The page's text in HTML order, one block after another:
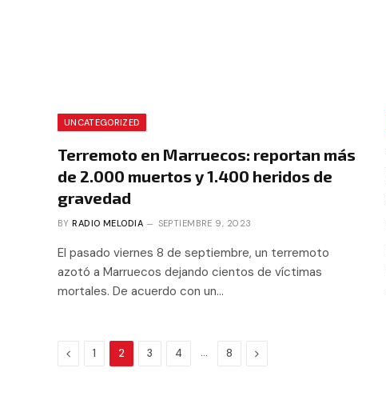
UNCATEGORIZED
Terremoto en Marruecos: reportan más
de 2.000 muertos y 1.400 heridos de
gravedad
BY RADIO MELODIA SEPTIEMBRE 9, 2023
El pasado viernes 8 de septiembre, un terremoto
azotó a Marruecos dejando cientos de víctimas
mortales. De acuerdo con un…
Previous
1 2 3 4 … 8 Next